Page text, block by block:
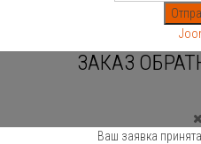
ЗАКАЗ
Ваш заявка